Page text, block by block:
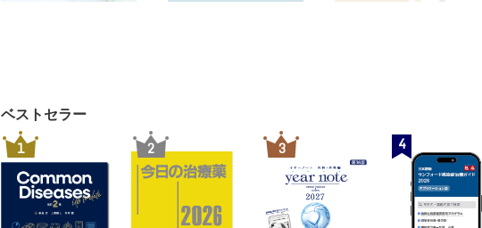
A. 概念 B. 症状 C. 検査 D. 治療 E. 予後
2）Maffucci syndrome 湊川 真理ほか
A. 概念 B. 症状 C. 医療的管理および治療
3）Blue rubber bleb nevus syndrome（青色ゴムまり様母斑症候群） 尾
A. 総論 B. 症状・診断 C. 治療 D. 症例
ベストセラー
1 2 3 4